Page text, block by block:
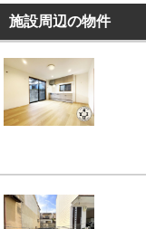
施設周辺の物件